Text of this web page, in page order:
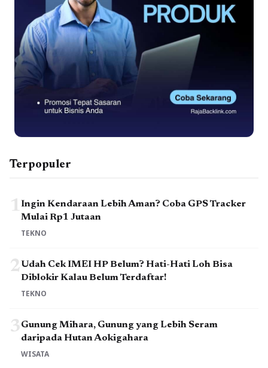
Terpopuler
1Ingin Kendaraan Lebih Aman? Coba GPS Tracker
Mulai Rp1 Jutaan
TEKNO
2Udah Cek IMEI HP Belum? Hati-Hati Loh Bisa
Diblokir Kalau Belum Terdaftar!
TEKNO
3Gunung Mihara, Gunung yang Lebih Seram
daripada Hutan Aokigahara
WISATA